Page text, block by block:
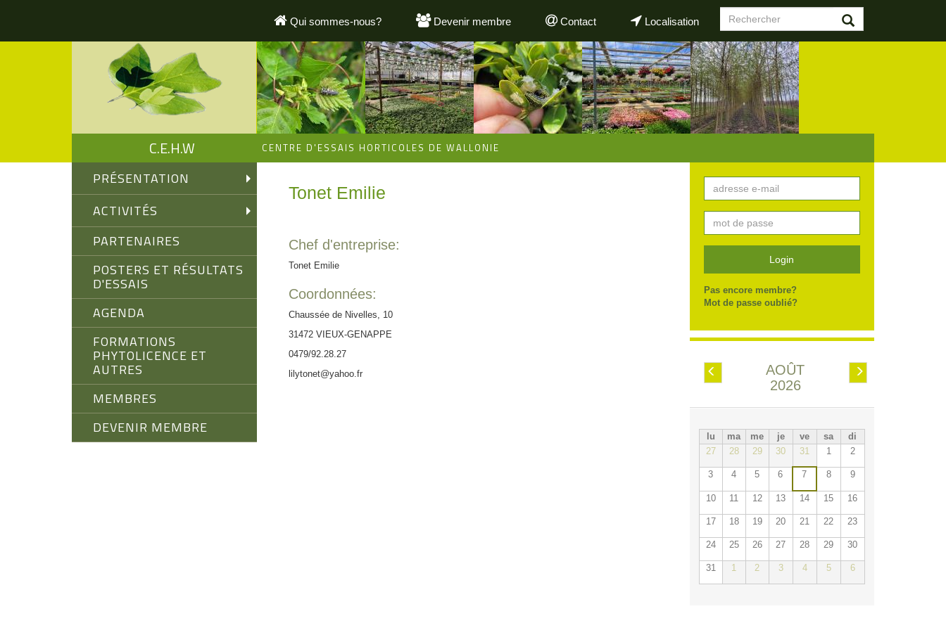
principal
Formulaire
de
recherche
Qui sommes-nous? Devenir membre Contact Localisation
C.E.H.W CENTRE D'ESSAIS HORTICOLES DE WALLONIE
PRÉSENTATION
ACTIVITÉS
PARTENAIRES
POSTERS ET RÉSULTATS
D'ESSAIS
AGENDA
FORMATIONS
PHYTOLICENCE ET
AUTRES
MEMBRES
DEVENIR MEMBRE
Tonet Emilie
Chef d'entreprise:
Tonet Emilie
Coordonnées:
Chaussée de Nivelles, 10
31472 VIEUX-GENAPPE
0479/92.28.27
lilytonet@yahoo.fr
Login
Pas encore membre?
Mot de passe oublié?
Préc. Suiv.
AOÛT
2026
lu ma me je ve sa
di
27
28 29 30 31 1 2
3 4 5 6 7 8 9
10 11 12 13 14 15 16
17 18 19 20 21 22 23
24 25 26 27 28 29 30
31 1 2 3 4 5 6